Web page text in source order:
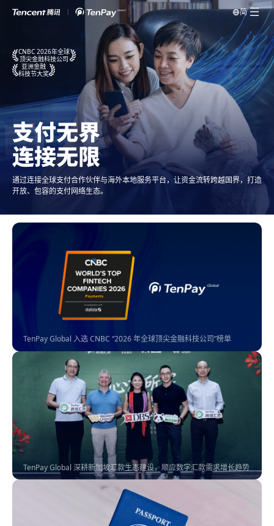
简
CNBC 2026年全球
顶尖金融科技公司
亚洲金融
科技节大奖
支付无界
连接无限
通过连接全球支付合作伙伴与海外本地服务平台，让资金流转跨越国界，打造
开放、包容的支付网络生态。
TenPay Global 入选 CNBC “2026 年全球顶尖金融科技公司”榜单
TenPay Global 深耕新加坡汇款生态建设，顺应数字汇款需求增长趋势